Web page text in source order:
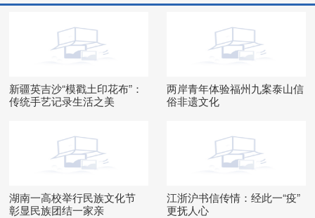
新疆英吉沙“模戳土印花布”：
传统手艺记录生活之美
两岸青年体验福州九案泰山信
俗非遗文化
湖南一高校举行民族文化节
彰显民族团结一家亲
江浙沪书信传情：经此一“疫”
更抚人心